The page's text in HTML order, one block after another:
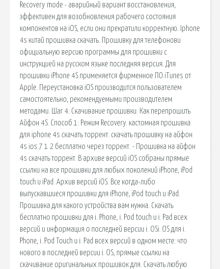
Recovery mode - аварийный вариант восстановления,
эффективен для возобновления рабочего состояния
компонентов на iOS, если они прекратили корректную. Iphone
4s китай прошивка скачать. Прошивку для телефонови
официальную версию программы для прошивки с
инструкцией на русском языке последняя версия. Для
прошивки iPhone 4S применяется фирменное ПО iTunes от
Apple. Переустановка iOS производится пользователем
самостоятельно, рекомендуемыми производителем
методами. Шаг 4: Скачивание прошивки. Как перепрошить
Айфон 4S. Способ 1: Режим Recovery. кастомная прошивка
для iphone 4s скачать торрент. скачать прошивку на айфон
4s ios 7 1 2 бесплатно через торрент. - Прошивка на айфон
4s скачать торрент. В архиве версий iOS собраны прямые
ссылки на все прошивки для любых поколений iPhone, iPod
touch и iPad. Архив версий iOS. Все когда-либо
выпускавшиеся прошивки для iPhone, iPod touch и iPad.
Прошивка для какого устройства вам нужна. Скачать
бесплатно прошивки для i. Phone, i. Pod touch и i. Pad всех
версий и информация о последней версии i. OSi. OS для i.
Phone, i. Pod Touch и i. Pad всех версий в одном месте: что
нового в последней версии i. OS, прямые ссылки на
скачивание оригинальных прошивок для. Скачать любую